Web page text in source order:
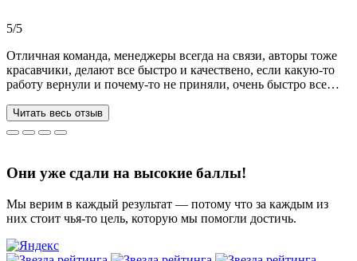
5/5
Отличная команда, менеджеры всегда на связи, авторы тоже
красавчики, делают все быстро и качествено, если какую-то
работу вернули и почему-то не приняли, очень быстро все
за 3 недели, до последнего не верила, что такое возможно, но
все удалось. Спасибо, что вы есть))
Читать весь отзыв
Они уже сдали на высокие баллы!
Мы верим в каждый результат — потому что за каждым из
них стоит чья-то цель, которую мы помогли достичь.